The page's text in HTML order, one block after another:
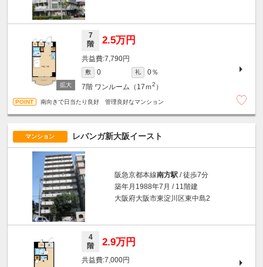
7
階
2.5万円
7,790円
敷 0 礼
0％
7階 ワンルーム（17ｍ2 ）
南向きで日当たり良好 管理良好なマンション
マンション レバンガ新大阪イースト
阪急京都本線南方駅 / 徒歩7分
築年月1988年7月 / 11階建
大阪府大阪市東淀川区東中島2
4
階
2.9万円
7,000円